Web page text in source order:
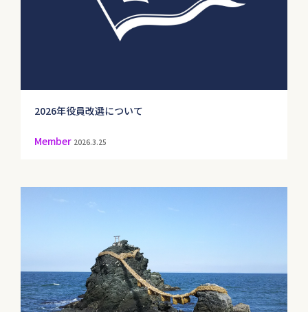
2026年役員改選について
Member 2026.3.25